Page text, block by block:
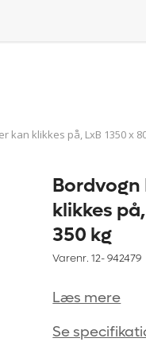
kan klikkes på, LxB 1350 x
klikkes
350 kg
Varenr. 12-942479
Læs mere
Se